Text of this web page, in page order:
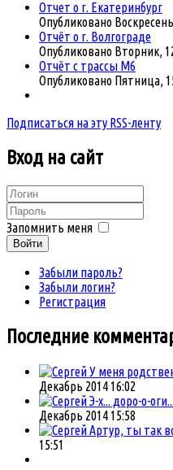
Отчет о г. Екатеринбург
Опубликовано
Отчёт о г. Волгоградe
Опубликовано Вторник,
Отчёт с трассы М6
Опубликовано Пятница,
Подписаться на эту RSS-ленту
Вход на сайт
Запомнить меня
Войти
Забыли пароль?
Забыли логин?
Регистрация
Последние
У меня
Декабрь 2014 16:02
Э-х... доро-о-
Декабрь 2014 15:58
Артур, ты так
15:51